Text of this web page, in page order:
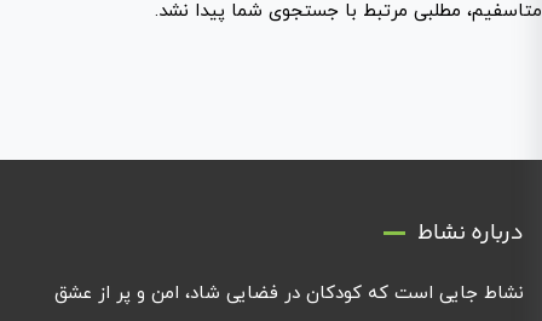
متاسفیم، مطلبی مرتبط با جستجوی شما پیدا نشد.
درباره نشاط
نشاط جایی است که کودکان در فضایی شاد، امن و پر از عشق